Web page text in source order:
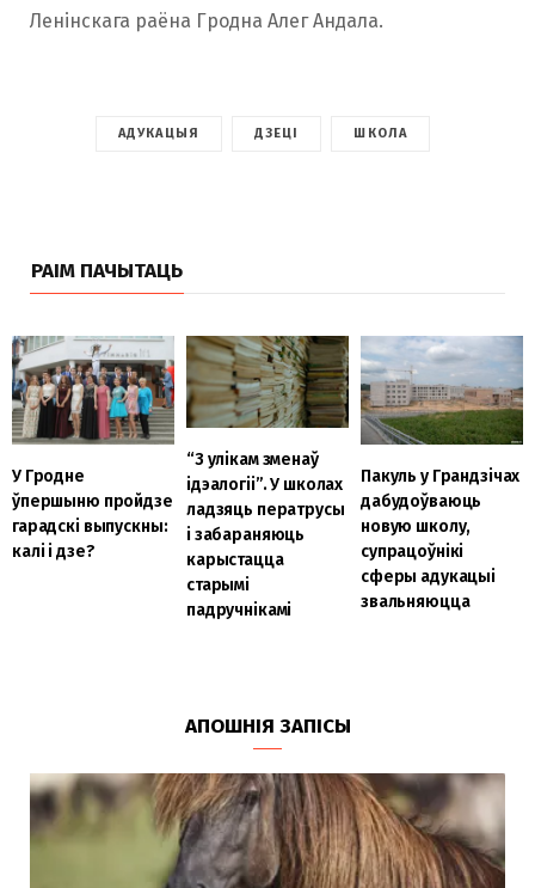
Ленінскага раёна Гродна Алег Андала.
АДУКАЦЫЯ ДЗЕЦІ ШКОЛА
РАІМ ПАЧЫТАЦЬ
У Гродне
ўпершыню пройдзе
гарадскі выпускны:
калі і дзе?
“З улікам зменаў
ідэалогіі”. У школах
ладзяць ператрусы
і забараняюць
карыстацца
старымі
падручнікамі
Пакуль у Грандзічах
дабудоўваюць
новую школу,
супрацоўнікі
сферы адукацыі
звальняюцца
АПОШНІЯ ЗАПІСЫ